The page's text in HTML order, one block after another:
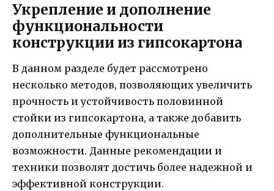
Укрепление и дополнение
функциональности
конструкции из гипсокартона
В данном разделе будет рассмотрено
несколько методов, позволяющих увеличить
прочность и устойчивость половинной
стойки из гипсокартона, а также добавить
дополнительные функциональные
возможности. Данные рекомендации и
техники позволят достичь более надежной и
эффективной конструкции.